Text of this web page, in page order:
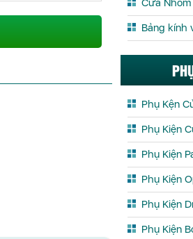
Cửa Nhôm
Bảng kính
Phụ Kện
Phụ Kiện
Phụ Kiện
Phụ Kiện
Phụ Kiện
Phụ Kiện